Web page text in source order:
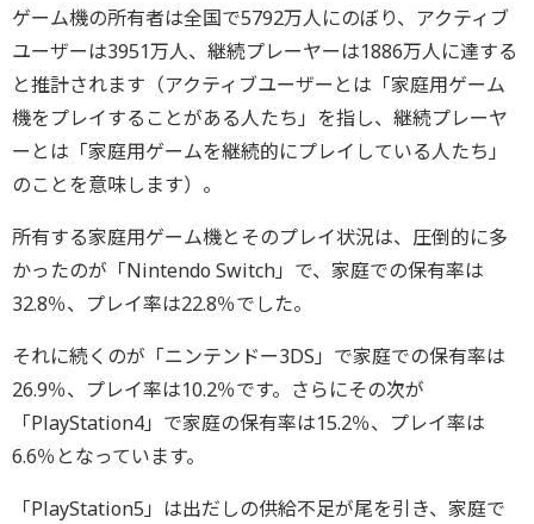
ゲーム機の所有者は全国で5792万人にのぼり、アクティブ
ユーザーは3951万人、継続プレーヤーは1886万人に達する
と推計されます（アクティブユーザーとは「家庭用ゲーム
機をプレイすることがある人たち」を指し、継続プレーヤ
ーとは「家庭用ゲームを継続的にプレイしている人たち」
のことを意味します）。
所有する家庭用ゲーム機とそのプレイ状況は、圧倒的に多
かったのが「Nintendo Switch」で、家庭での保有率は
32.8％、プレイ率は22.8％でした。
それに続くのが「ニンテンドー3DS」で家庭での保有率は
26.9％、プレイ率は10.2％です。さらにその次が
「PlayStation4」で家庭の保有率は15.2％、プレイ率は
6.6％となっています。
「PlayStation5」は出だしの供給不足が尾を引き、家庭で